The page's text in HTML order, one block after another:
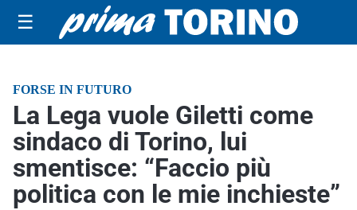
☰
FORSE IN FUTURO
La Lega vuole Giletti come
sindaco di Torino, lui
smentisce: “Faccio più
politica con le mie inchieste”